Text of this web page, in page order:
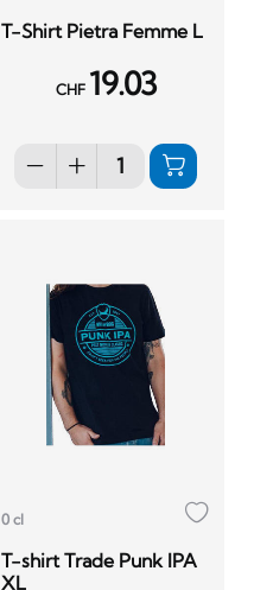
T-Shirt Pietra Femme L
CHF 19.03
0 cl
T-shirt Trade Punk IPA
XL